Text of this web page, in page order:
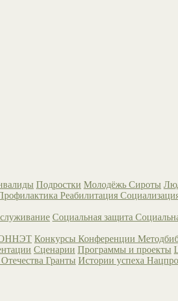
Подростки Молодёжь Сироты
Реабилитация
Социальная защита
Конкурсы Конференции
Сценарии Программы и проекты
Гранты Истории успеха